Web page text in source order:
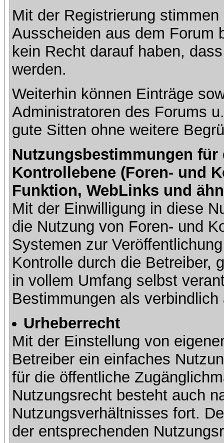
Mit der Registrierung
Ausscheiden aus dem Forum
kein Recht darauf haben,
werden.
Weiterhin können Einträge
Administratoren des Forums
gute Sitten ohne weitere
Nutzungsbestimmungen
Kontrollebene (Foren- und
Funktion, WebLinks und
Mit der Einwilligung in diese
die Nutzung von Foren- und
Systemen zur
Kontrolle durch die Betreiber,
in vollem Umfang selbst
Bestimmungen als verbindlich
Urheberrecht
Mit der Einstellung von
Betreiber ein einfaches
für die öffentliche
Nutzungsrecht besteht auch
Nutzungsverhältnisses fort.
der entsprechenden